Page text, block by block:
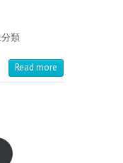
類
Read more